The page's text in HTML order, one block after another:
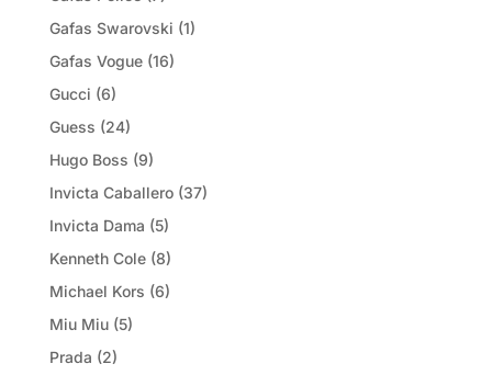
Gafas Swarovski (1)
Gafas Vogue (16)
Gucci (6)
Guess (24)
Hugo Boss (9)
Invicta Caballero (37)
Invicta Dama (5)
Kenneth Cole (8)
Michael Kors (6)
Miu Miu (5)
Prada (2)